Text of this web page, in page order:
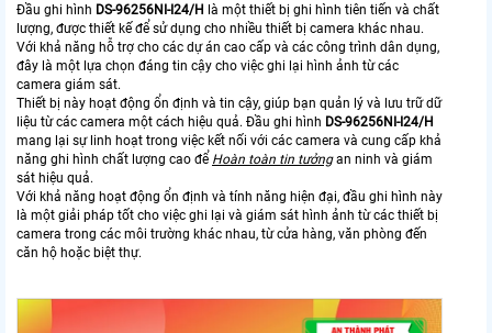
Đầu ghi hình DS-96256NI-I24/H là một thiết bị ghi hình tiên tiến và chất
lượng, được thiết kế để sử dụng cho nhiều thiết bị camera khác nhau.
Với khả năng hỗ trợ cho các dự án cao cấp và các công trình dân dụng,
đây là một lựa chọn đáng tin cậy cho việc ghi lại hình ảnh từ các
camera giám sát.
Thiết bị này hoạt động ổn định và tin cậy, giúp bạn quản lý và lưu trữ dữ
liệu từ các camera một cách hiệu quả. Đầu ghi hình DS-96256NI-I24/H
mang lại sự linh hoạt trong việc kết nối với các camera và cung cấp khả
năng ghi hình chất lượng cao để Hoàn toàn tin tưởngan ninh và giám
sát hiệu quả.
Với khả năng hoạt động ổn định và tính năng hiện đại, đầu ghi hình này
là một giải pháp tốt cho việc ghi lại và giám sát hình ảnh từ các thiết bị
camera trong các môi trường khác nhau, từ cửa hàng, văn phòng đến
căn hộ hoặc biệt thự.